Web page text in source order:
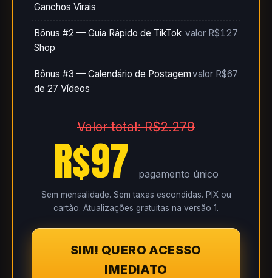
Ganchos Virais
Bônus #2 — Guia Rápido de TikTok
Shop
valor R$127
Bônus #3 — Calendário de Postagem
de 27 Vídeos
valor R$67
Valor total: R$2.279
R$97 pagamento único
Sem mensalidade. Sem taxas escondidas. PIX ou
cartão. Atualizações gratuitas na versão 1.
SIM! QUERO ACESSO
IMEDIATO